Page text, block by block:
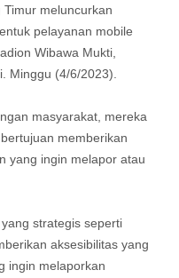
Timur meluncurkan
pelayanan mobile
Wibawa Mukti,
Minggu (4/6/2023).
masyarakat, mereka
memberikan
yang ingin melapor atau
strategis seperti
aksesibilitas yang
ingin melaporkan